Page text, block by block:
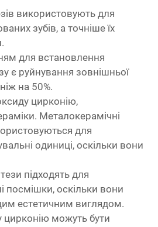
використовують для
зубів, а точніше їх
для встановлення
є руйнування зовнішньої
на 50%.
цирконію,
Металокерамічні
для
одиниці, оскільки вони
підходять для
посмішки, оскільки вони
естетичним виглядом.
цирконію можуть бути